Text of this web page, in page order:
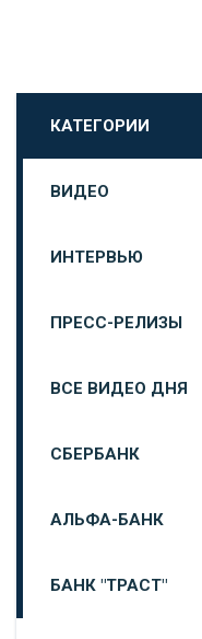
КАТЕГОРИИ
ВИДЕО
ИНТЕРВЬЮ
ПРЕСС-РЕЛИЗЫ
ВСЕ ВИДЕО ДНЯ
СБЕРБАНК
АЛЬФА-БАНК
БАНК "ТРАСТ"